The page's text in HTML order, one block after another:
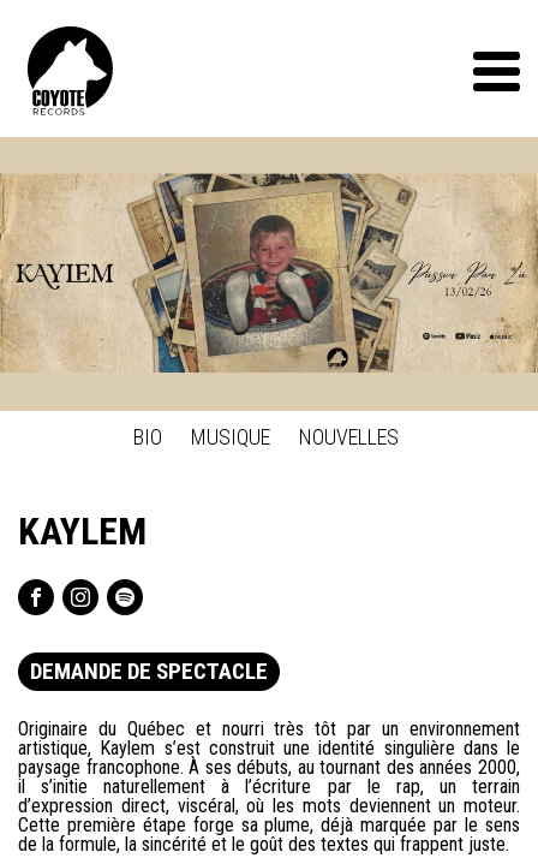
Records
Menu
BIO MUSIQUE NOUVELLES
KAYLEM
DEMANDE DE SPECTACLE
Originaire du Québec et nourri très tôt par un environnement
artistique, Kaylem s’est construit une identité singulière dans le
paysage francophone. À ses débuts, au tournant des années 2000,
il s’initie naturellement à l’écriture par le rap, un terrain
d’expression direct, viscéral, où les mots deviennent un moteur.
Cette première étape forge sa plume, déjà marquée par le sens
de la formule, la sincérité et le goût des textes qui frappent juste.